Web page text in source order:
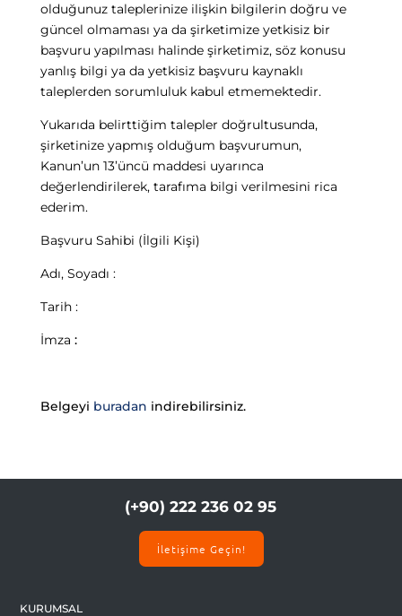
olduğunuz taleplerinize ilişkin bilgilerin doğru ve
güncel olmaması ya da şirketimize yetkisiz bir
başvuru yapılması halinde şirketimiz, söz konusu
yanlış bilgi ya da yetkisiz başvuru kaynaklı
taleplerden sorumluluk kabul etmemektedir.
Yukarıda belirttiğim talepler doğrultusunda,
şirketinize yapmış olduğum başvurumun,
Kanun’un 13’üncü maddesi uyarınca
değerlendirilerek, tarafıma bilgi verilmesini rica
ederim.
Başvuru Sahibi (İlgili Kişi)
Adı, Soyadı :
Tarih :
İmza :
Belgeyi buradan indirebilirsiniz.
(+90) 222 236 02 95
İletişime Geçin!
KURUMSAL